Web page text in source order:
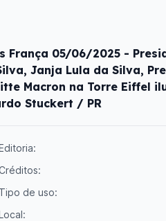
França 05/06/2025 -
Janja Lula da Silva,
Macron na Torre Eiffel
Stuckert / PR
Tipo de uso: